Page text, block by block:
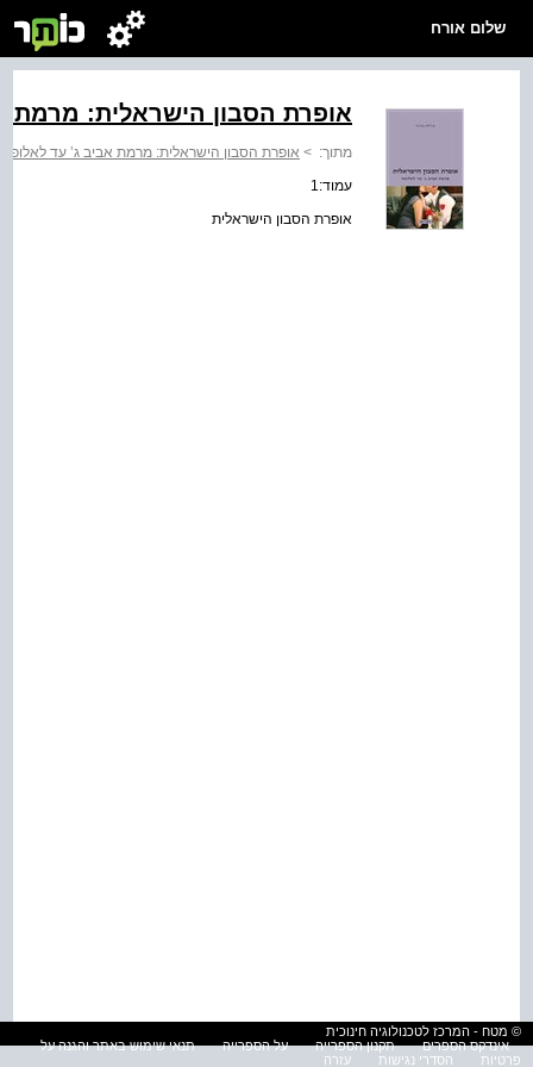
שלום אורח
אופרת הסבון הישראלית: מרמת
מתוך: > אופרת הסבון הישראלית: מרמת אביב ג’ עד לאלופה
עמוד:1
אופרת הסבון הישראלית
© מטח - המרכז לטכנולוגיה חינוכית
אינדקס הספרים
תקנון הספרייה על הספרייה
תנאי שימוש באתר והגנה על
פרטיות
הסדרי נגישות עזרה